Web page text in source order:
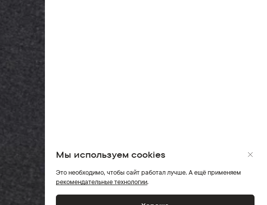
Мы используем cookies
Это необходимо, чтобы сайт работал лучше. А ещё применяем
рекомендательные технологии.